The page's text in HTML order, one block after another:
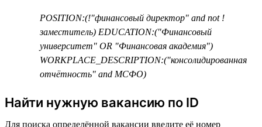
POSITION:(!"финансовый директор" and not !
заместитель) EDUCATION:("Финансовый
университет" OR "Финансовая академия")
WORKPLACE_DESCRIPTION:("консолидированная
отчётность" and МСФО)
Найти нужную вакансию по ID
Для поиска определённой вакансии введите её номер